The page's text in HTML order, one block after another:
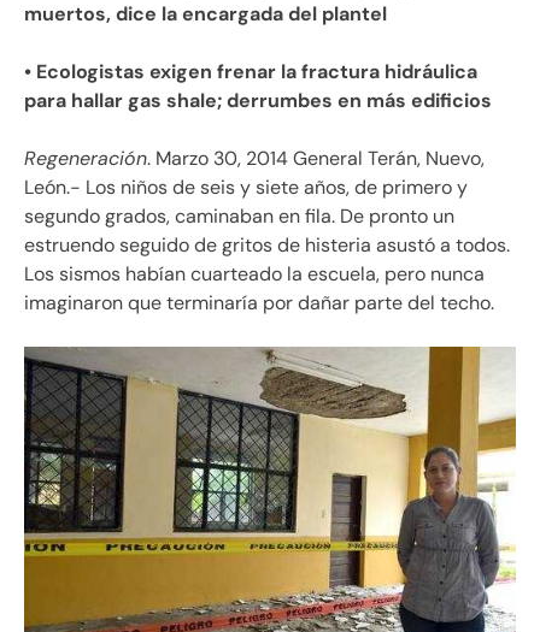
muertos, dice la encargada del plantel
• Ecologistas exigen frenar la fractura hidráulica
para hallar gas shale; derrumbes en más edificios
Regeneración. Marzo 30, 2014 General Terán, Nuevo,
León.- Los niños de seis y siete años, de primero y
segundo grados, caminaban en fila. De pronto un
estruendo seguido de gritos de histeria asustó a todos.
Los sismos habían cuarteado la escuela, pero nunca
imaginaron que terminaría por dañar parte del techo.